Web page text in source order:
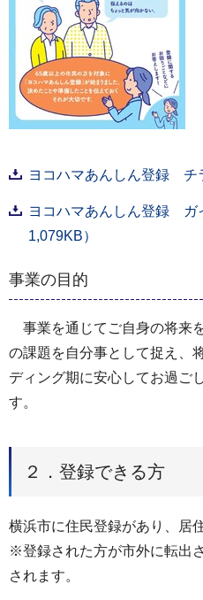
ヨコハマあんしん登録 チ
ヨコハマあんしん登録 ガ
1,079KB）
事業の目的
事業を通じてご自身の将来
の課題を自分事として捉え、
ディング期に安心してお過ご
す。
２．登録できる方
横浜市に住民登録があり、居
※登録された方が市外に転出
されます。